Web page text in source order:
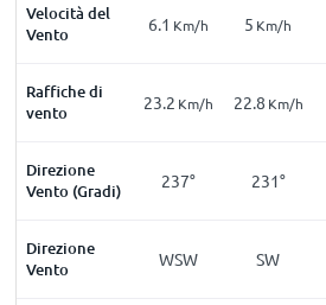
Velocità del
Vento
6.1 Km/h 5 Km/h
Raffiche di
vento
23.2 Km/h 22.8 Km/h
Direzione
Vento (Gradi)
237° 231°
Direzione
Vento
WSW SW